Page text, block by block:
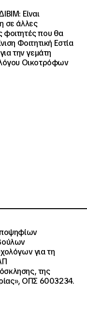
Είναι
σε άλλες
φοιτητές που θα
Φοιτητική Εστία
την γεμάτη
Οικοτρόφων
για τη
της
ΟΠΣ 6003234.